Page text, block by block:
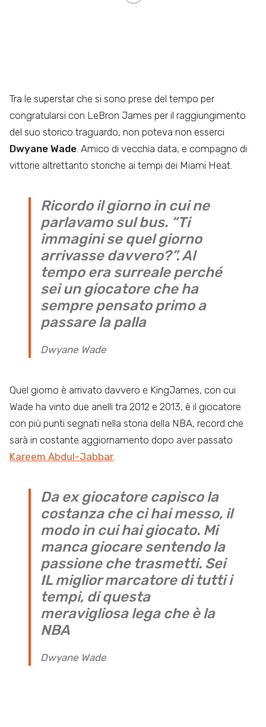
Tra le superstar che si sono prese del tempo per
congratularsi con LeBron James per il raggiungimento
del suo storico traguardo, non poteva non esserci
Dwyane Wade . Amico di vecchia data, e compagno di
vittorie altrettanto storiche ai tempi dei Miami Heat.
Ricordo il giorno in cui ne
parlavamo sul bus. “Ti
immagini se quel giorno
arrivasse davvero?”. Al
tempo era surreale perché
sei un giocatore che ha
sempre pensato primo a
passare la palla
Dwyane Wade
Quel giorno è arrivato davvero e KingJames, con cui
Wade ha vinto due anelli tra 2012 e 2013, è il giocatore
con più punti segnati nella storia della NBA, record che
sarà in costante aggiornamento dopo aver passato
Kareem Abdul-Jabbar
Da ex giocatore capisco la
costanza che ci hai messo, il
modo in cui hai giocato. Mi
manca giocare sentendo la
passione che trasmetti. Sei
IL miglior marcatore di tutti i
tempi, di questa
meravigliosa lega che è la
NBA
Dwyane Wade